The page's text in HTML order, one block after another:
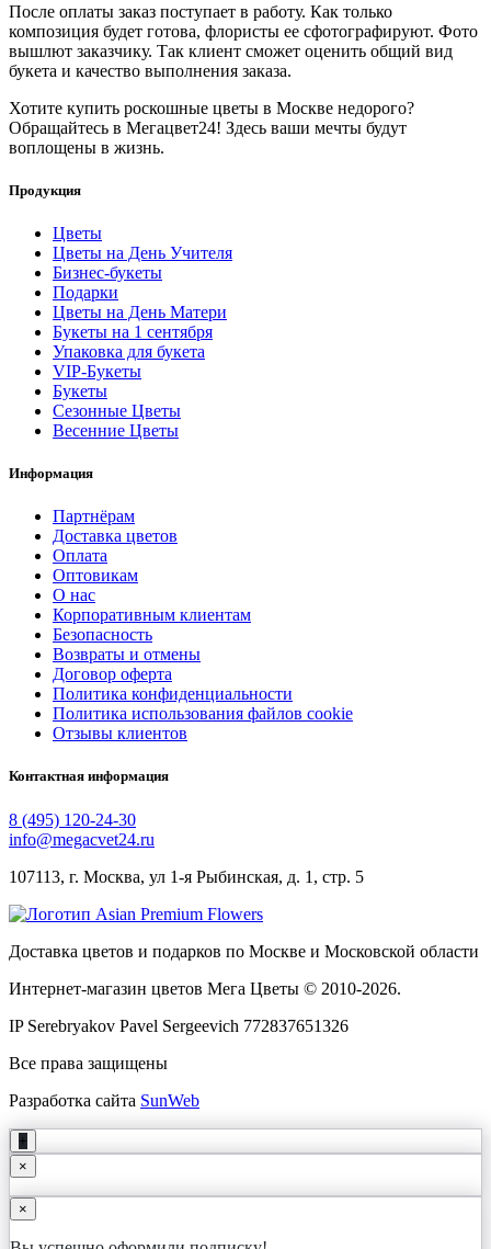
После оплаты заказ поступает в работу. Как только
композиция будет готова, флористы ее сфотографируют. Фото
вышлют заказчику. Так клиент сможет оценить общий вид
букета и качество выполнения заказа.
Хотите купить роскошные цветы в Москве недорого?
Обращайтесь в Мегацвет24! Здесь ваши мечты будут
воплощены в жизнь.
Продукция
Цветы
Цветы на День Учителя
Бизнес-букеты
Подарки
Цветы на День Матери
Букеты на 1 сентября
Упаковка для букета
VIP-Букеты
Букеты
Сезонные Цветы
Весенние Цветы
Информация
Партнёрам
Доставка цветов
Оплата
Оптовикам
О нас
Корпоративным клиентам
Безопасность
Возвраты и отмены
Договор оферта
Политика конфиденциальности
Политика использования файлов cookie
Отзывы клиентов
Контактная информация
8 (495) 120-24-30
info@megacvet24.ru
107113, г. Москва, ул 1-я Рыбинская, д. 1, стр. 5
Доставка цветов и подарков по Москве и Московской области
Интернет-магазин цветов Мега Цветы © 2010-2026.
IP Serebryakov Pavel Sergeevich 772837651326
Все права защищены
Разработка сайта SunWeb
+
×
×